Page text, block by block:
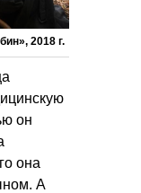
2018 г.
он
она
А